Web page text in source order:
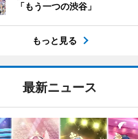
「もう一つの渋谷」
もっと見る
最新ニュース